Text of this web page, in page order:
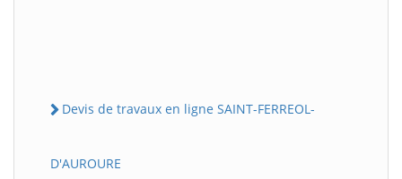
Devis de travaux en ligne SAINT-FERREOL-
D'AUROURE